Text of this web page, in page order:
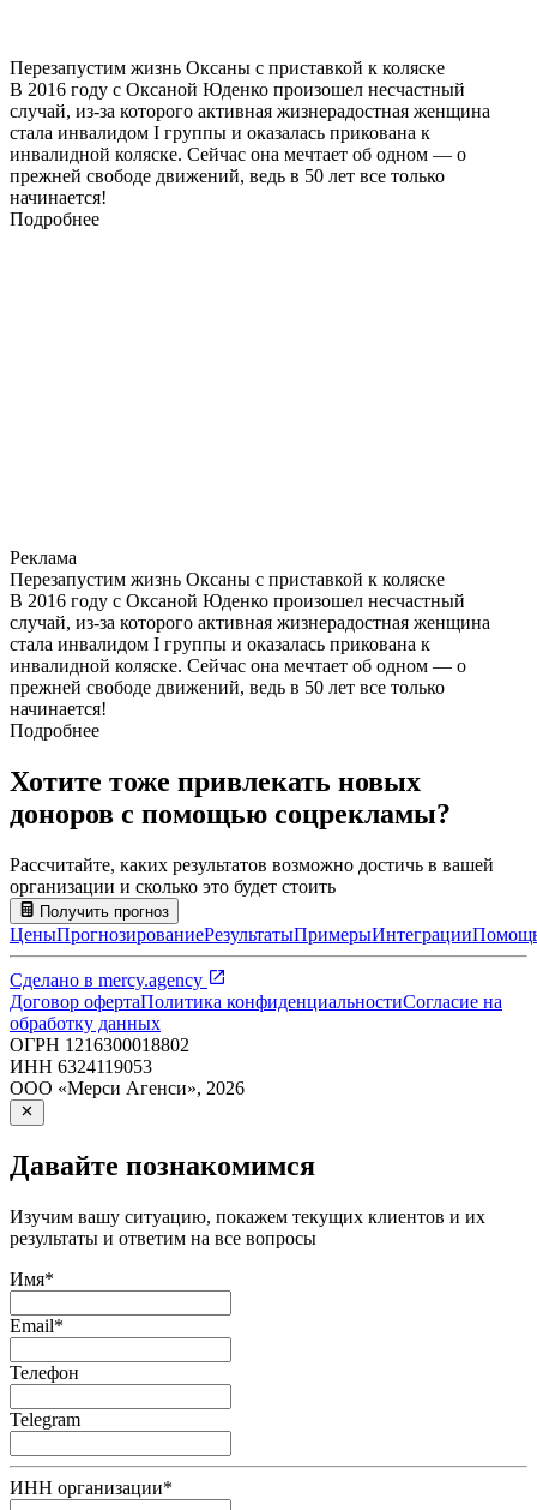
Перезапустим жизнь Оксаны с приставкой к коляске
В 2016 году с Оксаной Юденко произошел несчастный
случай, из-за которого активная жизнерадостная женщина
стала инвалидом I группы и оказалась прикована к
инвалидной коляске. Сейчас она мечтает об одном — о
прежней свободе движений, ведь в 50 лет все только
начинается!
Подробнее
Реклама
Перезапустим жизнь Оксаны с приставкой к коляске
В 2016 году с Оксаной Юденко произошел несчастный
случай, из-за которого активная жизнерадостная женщина
стала инвалидом I группы и оказалась прикована к
инвалидной коляске. Сейчас она мечтает об одном — о
прежней свободе движений, ведь в 50 лет все только
начинается!
Подробнее
Хотите тоже привлекать новых
доноров с помощью соцрекламы?
Рассчитайте, каких результатов возможно достичь в вашей
организации и сколько это будет стоить
Получить прогноз
ЦеныПрогнозированиеРезультатыПримерыИнтеграции
Сделано в mercy.agency
Договор офертаПолитика конфиденциальностиСогласие на
обработку данных
ОГРН 1216300018802
ИНН 6324119053
ООО «Мерси Агенси», 2026
Давайте познакомимся
Изучим вашу ситуацию, покажем текущих клиентов и их
результаты и ответим на все вопросы
Имя*
Email*
Телефон
Telegram
ИНН организации*